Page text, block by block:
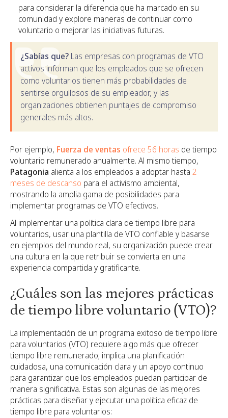
para considerar la diferencia que ha marcado en su
comunidad y explore maneras de continuar como
voluntario o mejorar las iniciativas futuras.
¿Sabías que? Las empresas con programas de VTO
activos informan que los empleados que se ofrecen
como voluntarios tienen más probabilidades de
sentirse orgullosos de su empleador, y las
organizaciones obtienen puntajes de compromiso
generales más altos.
Por ejemplo, Fuerza de ventas ofrece 56 horas de tiempo
voluntario remunerado anualmente. Al mismo tiempo,
Patagonia alienta a los empleados a adoptar hasta 2
meses de descanso para el activismo ambiental,
mostrando la amplia gama de posibilidades para
implementar programas de VTO efectivos.
Al implementar una política clara de tiempo libre para
voluntarios, usar una plantilla de VTO confiable y basarse
en ejemplos del mundo real, su organización puede crear
una cultura en la que retribuir se convierta en una
experiencia compartida y gratificante.
¿Cuáles son las mejores prácticas
de tiempo libre voluntario (VTO)?
La implementación de un programa exitoso de tiempo libre
para voluntarios (VTO) requiere algo más que ofrecer
tiempo libre remunerado; implica una planificación
cuidadosa, una comunicación clara y un apoyo continuo
para garantizar que los empleados puedan participar de
manera significativa. Estas son algunas de las mejores
prácticas para diseñar y ejecutar una política eficaz de
tiempo libre para voluntarios: